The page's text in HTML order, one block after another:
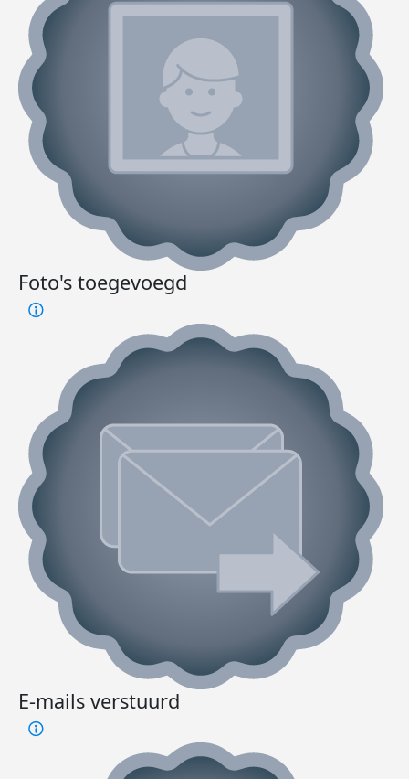
Foto's toegevoegd
E-mails verstuurd